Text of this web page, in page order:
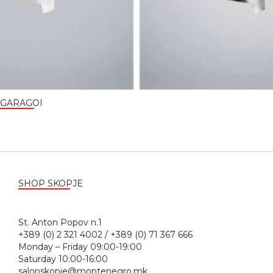
GARAGOI
SHOP SKOPJE
St. Anton Popov n.1
+389 (0) 2 321 4002 / +389 (0) 71 367 666
Monday – Friday 09:00-19:00
Saturday 10:00-16:00